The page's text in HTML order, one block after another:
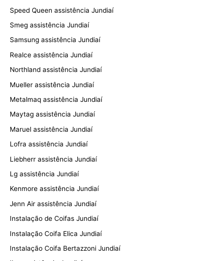
Speed Queen assistência Jundiaí
Smeg assistência Jundiaí
Samsung assistência Jundiaí
Realce assistência Jundiaí
Northland assistência Jundiaí
Mueller assistência Jundiaí
Metalmaq assistência Jundiaí
Maytag assistência Jundiaí
Maruel assistência Jundiaí
Lofra assistência Jundiaí
Liebherr assistência Jundiaí
Lg assistência Jundiaí
Kenmore assistência Jundiaí
Jenn Air assistência Jundiaí
Instalação de Coifas Jundiaí
Instalação Coifa Elica Jundiaí
Instalação Coifa Bertazzoni Jundiaí